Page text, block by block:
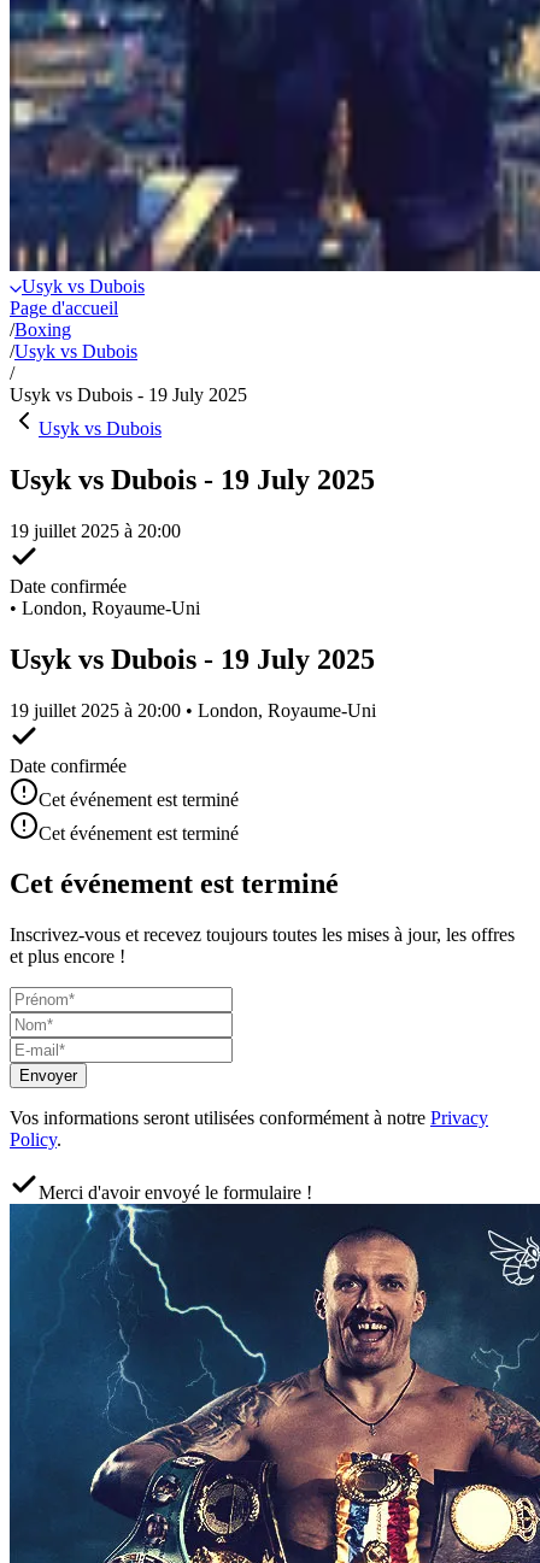
Usyk vs Dubois
Page d'accueil
/Boxing
/Usyk vs Dubois
/
Usyk vs Dubois - 19 July 2025
Usyk vs Dubois
Usyk vs Dubois - 19 July 2025
19 juillet 2025 à 20:00
Date confirmée
• London, Royaume-Uni
Usyk vs Dubois - 19 July 2025
19 juillet 2025 à 20:00 • London, Royaume-Uni
Date confirmée
Cet événement est terminé
Cet événement est terminé
Cet événement est terminé
Inscrivez-vous et recevez toujours toutes les mises à jour, les offres
et plus encore !
Envoyer
Vos informations seront utilisées conformément à notre Privacy
Policy.
Merci d'avoir envoyé le formulaire !